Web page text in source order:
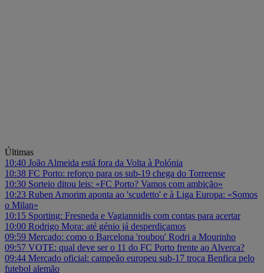
Últimas
10:40 João Almeida está fora da Volta à Polónia
10:38 FC Porto: reforço para os sub-19 chega do Torreense
10:30 Sorteio ditou leis: «FC Porto? Vamos com ambição»
10:23 Ruben Amorim aponta ao 'scudetto' e à Liga Europa: «Somos
o Milan»
10:15 Sporting: Fresneda e Vagiannidis com contas para acertar
10:00 Rodrigo Mora: até génio já desperdiçamos
09:59 Mercado: como o Barcelona 'roubou' Rodri a Mourinho
09:57 VOTE: qual deve ser o 11 do FC Porto frente ao Alverca?
09:44 Mercado oficial: campeão europeu sub-17 troca Benfica pelo
futebol alemão